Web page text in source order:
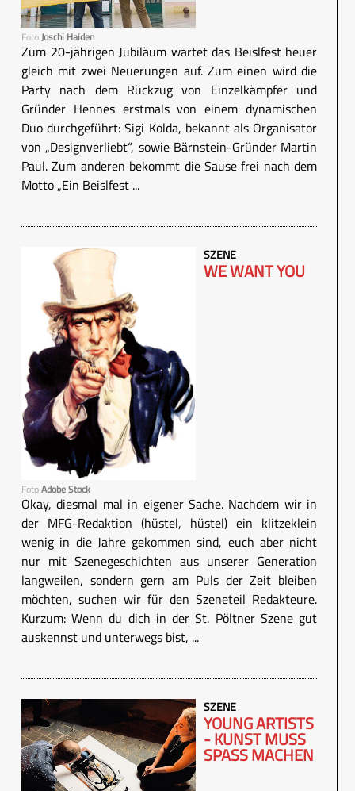
FotoJoschi Haiden
Zum 20-jährigen Jubiläum wartet das Beislfest heuer
gleich mit zwei Neuerungen auf. Zum einen wird die
Party nach dem Rückzug von Einzelkämpfer und
Gründer Hennes erstmals von einem dynamischen
Duo durchgeführt: Sigi Kolda, bekannt als Organisator
von „Designverliebt“, sowie Bärnstein-Gründer Martin
Paul. Zum anderen bekommt die Sause frei nach dem
Motto „Ein Beislfest ...
FotoAdobe Stock
SZENE
WE WANT YOU
Okay, diesmal mal in eigener Sache. Nachdem wir in
der MFG-Redaktion (hüstel, hüstel) ein klitzeklein
wenig in die Jahre gekommen sind, euch aber nicht
nur mit Szenegeschichten aus unserer Generation
langweilen, sondern gern am Puls der Zeit bleiben
möchten, suchen wir für den Szeneteil Redakteure.
Kurzum: Wenn du dich in der St. Pöltner Szene gut
auskennst und unterwegs bist, ...
SZENE
YOUNG ARTISTS
- KUNST MUSS
SPASS MACHEN